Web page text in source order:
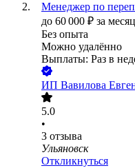
Менеджер по
до 60 000 ₽ за
Без опыта
Можно удалённо
Выплаты: Раз в
ИП Вавилова
5.0
•
3 отзыва
Ульяновск
Откликнуться